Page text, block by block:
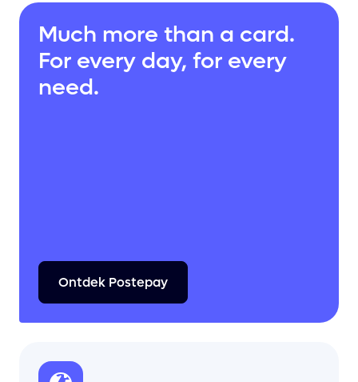
Much more than a card.
For every day, for every
need.
Ontdek Postepay